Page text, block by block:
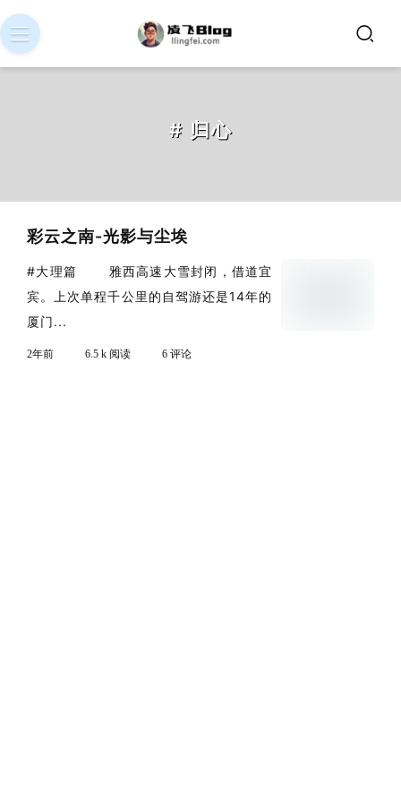
# 归心
彩云之南-光影与尘埃
#大理篇 雅西高速大雪封闭，借道宜
宾。上次单程千公里的自驾游还是14年的
厦门...
2年前 6.5 k 阅读 6 评论